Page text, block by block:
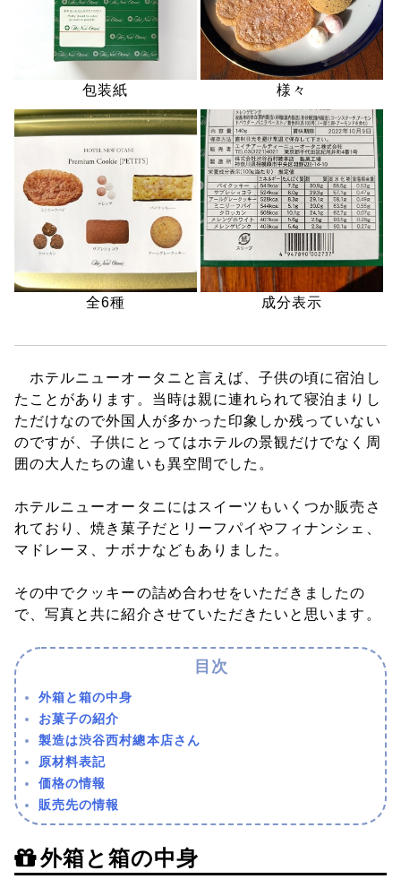
包装紙 様々
全6種 成分表示
ホテルニューオータニと言えば、子供の頃に宿泊し
たことがあります。当時は親に連れられて寝泊まりし
ただけなので外国人が多かった印象しか残っていない
のですが、子供にとってはホテルの景観だけでなく周
囲の大人たちの違いも異空間でした。
ホテルニューオータニにはスイーツもいくつか販売さ
れており、焼き菓子だとリーフパイやフィナンシェ、
マドレーヌ、ナボナなどもありました。
その中でクッキーの詰め合わせをいただきましたの
で、写真と共に紹介させていただきたいと思います。
外箱と箱の中身
お菓子の紹介
製造は渋谷西村總本店さん
原材料表記
価格の情報
販売先の情報
外箱と箱の中身